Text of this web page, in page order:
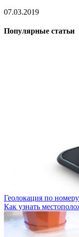
07.03.2019
Популярные статьи
Геолокация по
Как узнать